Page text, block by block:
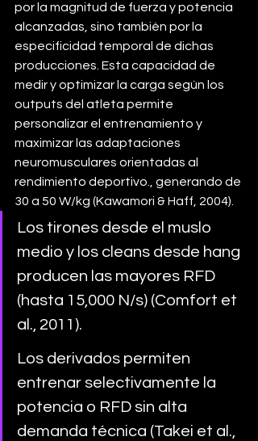
por la magnitud de fuerza y potencia
alcanzadas, sino también por la
especificidad temporal de dichas
producciones. Esta capacidad de
medir y optimizar la carga según los
outputs del atleta permite
personalizar el entrenamiento y
maximizar las adaptaciones
neuromusculares orientadas al
rendimiento deportivo., generando de
30 a 50 W/kg (Kawamori & Haff, 2004).
Los tirones desde el muslo
medio y los cleans desde hang
producen las mayores RFD
(hasta 15,000 N/s) (Comfort et
al., 2011).
Los derivados permiten
entrenar selectivamente la
potencia o RFD sin alta
demanda técnica (Takei et al.,